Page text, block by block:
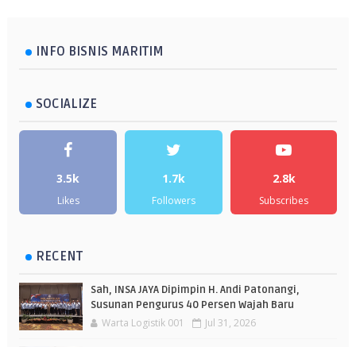
INFO BISNIS MARITIM
SOCIALIZE
3.5k
Likes
1.7k
Followers
2.8k
Subscribes
RECENT
Sah, INSA JAYA Dipimpin H. Andi Patonangi,
Susunan Pengurus 40 Persen Wajah Baru
Warta Logistik 001 Jul 31, 2026